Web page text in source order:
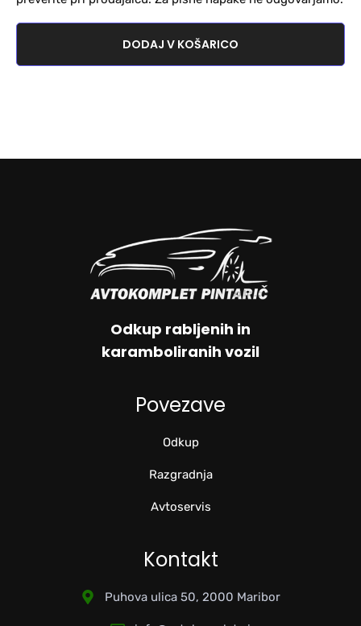
DODAJ V KOŠARICO
Odkup rabljenih in
karamboliranih vozil
Povezave
Odkup
Razgradnja
Avtoservis
Kontakt
Puhova ulica 50, 2000 Maribor